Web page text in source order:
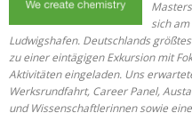
sich
Ludwigshafen. Deutschlands
zu einer eintägigen Exkursion mit
Aktivitäten eingeladen. Uns
Werksrundfahrt, Career Panel,
und Wissenschaftlerinnen sowie